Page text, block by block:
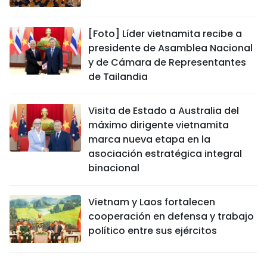
[Foto] Líder vietnamita recibe a
presidente de Asamblea Nacional
y de Cámara de Representantes
de Tailandia
Visita de Estado a Australia del
máximo dirigente vietnamita
marca nueva etapa en la
asociación estratégica integral
binacional
Vietnam y Laos fortalecen
cooperación en defensa y trabajo
político entre sus ejércitos